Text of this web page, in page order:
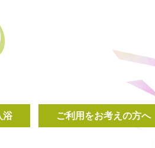
浴 ご利用をお考えの方へ